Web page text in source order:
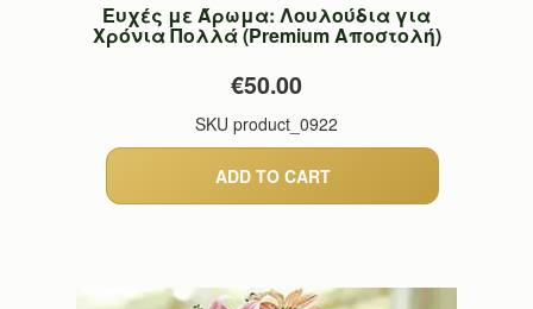
Ευχές με Άρωμα: Λουλούδια για
Χρόνια Πολλά (Premium Αποστολή)
€50.00
SKU product_0922